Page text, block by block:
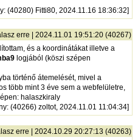
: (40280) Fitti80, 2024.11.16 18:36:32]
erre | 2024.11.01 19:51:20 (40267)
és a koordinátákat illetve a
logjából (köszi szépen
történő átemelését, mivel a
több mint 3 éve sem a webfelületre,
halaszkiraly
: (40266) zoltot, 2024.11.01 11:04:34]
erre | 2024.10.29 20:27:13 (40263)